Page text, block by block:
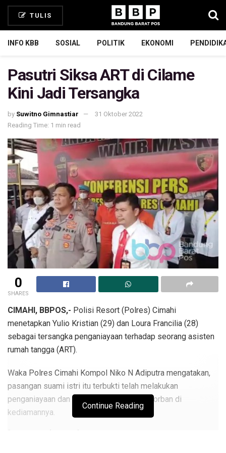
TULIS
INFO KBB SOSIAL POLITIK EKONOMI
Pasutri Siksa ART di Cilame
Kini Jadi Tersangka
by Suwitno Gimnastiar
31 Oktober 2022
Reading Time: 1 min read
0
SHARES
CIMAHI, BBPOS,- Polisi Resort (Polres) Cimahi
menetapkan Yulio Kristian (29) dan Loura Francilia (28)
sebagai tersangka penganiayaan terhadap seorang asisten
rumah tangga (ART).
Waka Polres Cimahi Kompol Niko N Adiputra mengatakan,
pasangan suami istri itu terbukti telah melakukan
penganiayaan dan penyekapan terhadap korban di
kediamannya.
“Tersangka (terbukti) melakukan tindak pidana yang masuk
Continue Reading